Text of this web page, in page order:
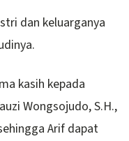
dan keluarganya
kasih kepada
Wongsojudo, S.H.,
Arif dapat